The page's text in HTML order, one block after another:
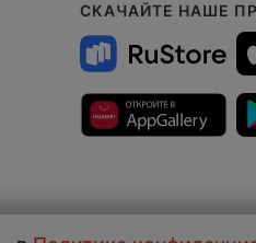
СКАЧАЙТЕ НАШЕ